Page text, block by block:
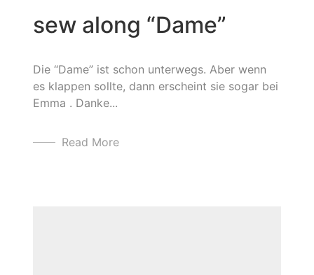
sew along “Dame”
Die “Dame” ist schon unterwegs. Aber wenn
es klappen sollte, dann erscheint sie sogar bei
Emma . Danke...
Read More